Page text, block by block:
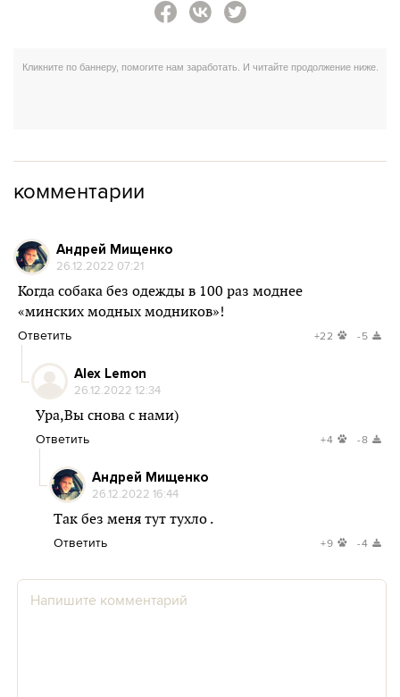
комментарии
Андрей Мищенко
26.12.2022 07:21
Когда собака без одежды в 100 раз моднее
«минских модных модников»!
Ответить +22 -5
Alex Lemon
26.12.2022 12:34
Ура,Вы снова с нами)
Ответить +4 -8
Андрей Мищенко
26.12.2022 16:44
Так без меня тут тухло .
Ответить +9 -4